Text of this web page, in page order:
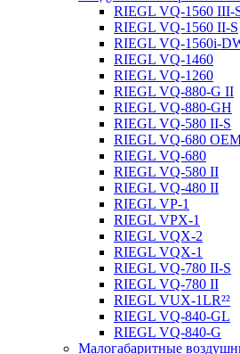
RIEGL VQ-1560 III-
RIEGL VQ-1560 II-S
RIEGL VQ-1560i-
RIEGL VQ-1460
RIEGL VQ-1260
RIEGL VQ-880-G II
RIEGL VQ-880-GH
RIEGL VQ-580 II-S
RIEGL VQ-680
RIEGL VQ-680
RIEGL VQ-580 II
RIEGL VQ-480 II
RIEGL VP-1
RIEGL VPX-1
RIEGL VQX-2
RIEGL VQX-1
RIEGL VQ-780 II-S
RIEGL VQ-780 II
RIEGL VUX-1LR²²
RIEGL VQ-840-GL
RIEGL VQ-840-G
Малогабаритные